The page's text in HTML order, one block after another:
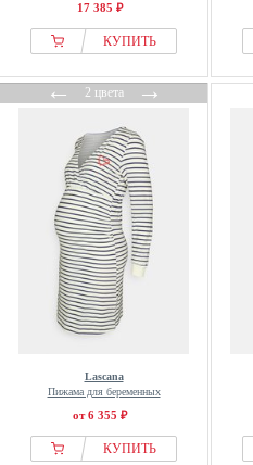
17 385 ₽
КУПИТЬ
←2 цвета→
Lascana
Пижама для беременных
от 6 355 ₽
КУПИТЬ